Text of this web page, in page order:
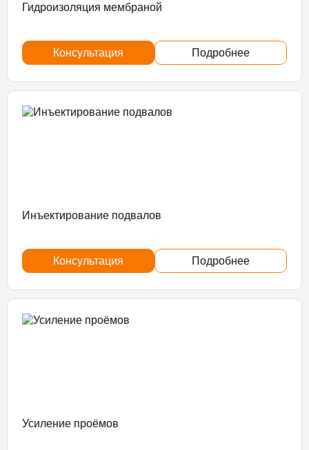
Гидроизоляция мембраной
Консультация Подробнее
Инъектирование подвалов
Консультация Подробнее
Усиление проёмов